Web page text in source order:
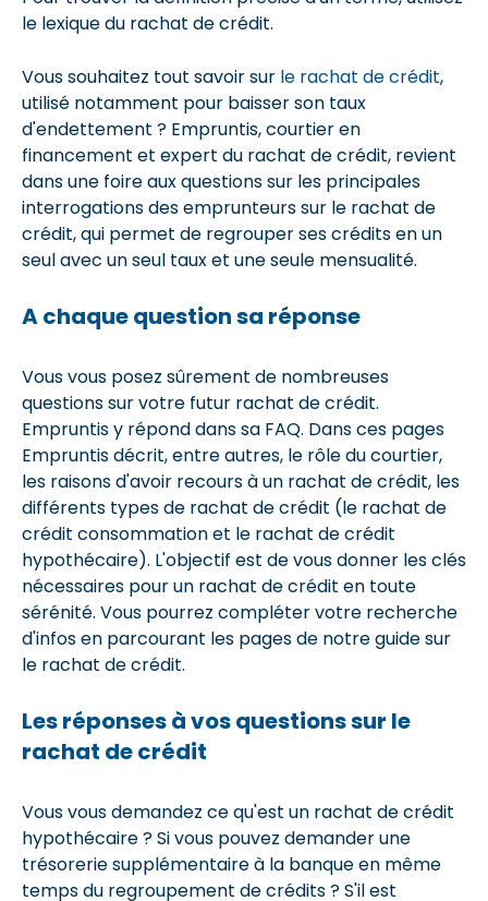
le lexique du rachat de crédit.
Vous souhaitez tout savoir sur le rachat de crédit,
utilisé notamment pour baisser son taux
d'endettement ? Empruntis, courtier en
financement et expert du rachat de crédit, revient
dans une foire aux questions sur les principales
interrogations des emprunteurs sur le rachat de
crédit, qui permet de regrouper ses crédits en un
seul avec un seul taux et une seule mensualité.
A chaque question sa réponse
Vous vous posez sûrement de nombreuses
questions sur votre futur rachat de crédit.
Empruntis y répond dans sa FAQ. Dans ces pages
Empruntis décrit, entre autres, le rôle du courtier,
les raisons d'avoir recours à un rachat de crédit, les
différents types de rachat de crédit (le rachat de
crédit consommation et le rachat de crédit
hypothécaire). L'objectif est de vous donner les clés
nécessaires pour un rachat de crédit en toute
sérénité. Vous pourrez compléter votre recherche
d'infos en parcourant les pages de notre guide sur
le rachat de crédit.
Les réponses à vos questions sur le
rachat de crédit
Vous vous demandez ce qu'est un rachat de crédit
hypothécaire ? Si vous pouvez demander une
trésorerie supplémentaire à la banque en même
temps du regroupement de crédits ? S'il est